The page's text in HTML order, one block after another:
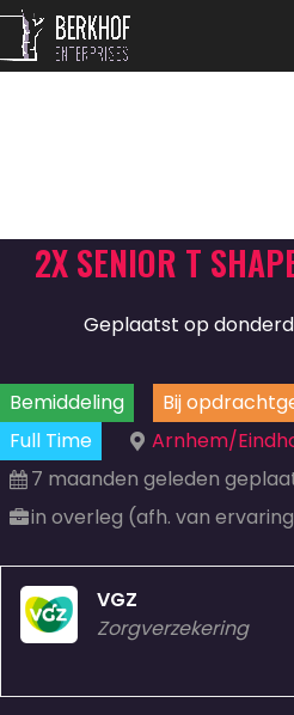
2X SENIOR T
Geplaatst op
Bemiddeling Bij
Full Time
Arnhem/
7 maanden geleden
in overleg (afh. van
VGZ
Zorgverzekering